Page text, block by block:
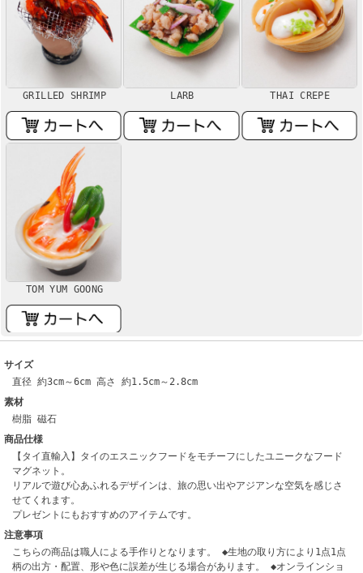
GRILLED SHRIMP LARB THAI CREPE
TOM YUM GOONG
サイズ
直径 約3cm～6cm 高さ 約1.5cm～2.8cm
素材
樹脂 磁石
商品仕様
【タイ直輸入】タイのエスニックフードをモチーフにしたユニークなフード
マグネット。
リアルで遊び心あふれるデザインは、旅の思い出やアジアンな空気を感じさ
せてくれます。
プレゼントにもおすすめのアイテムです。
注意事項
こちらの商品は職人による手作りとなります。 ◆生地の取り方により1点1点
柄の出方・配置、形や色に誤差が生じる場合があります。 ◆オンラインショ